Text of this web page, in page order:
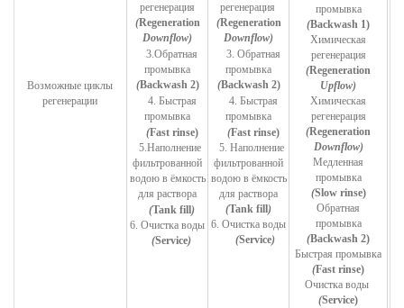
Возможные циклы
регенерации
регенерация
(Regeneration
Downflow)
3.Обратная
промывка
(Backwash 2)
4. Быстрая
промывка
(Fast rinse)
5.Наполнение
фильтрованной
водою в ёмкость
для раствора
(Tank fill)
6. Очистка воды
(Service)
регенерация
(Regeneration
Downflow)
3. Обратная
промывка
(Backwash 2)
4. Быстрая
промывка
(Fast rinse)
5. Наполнение
фильтрованной
водою в ёмкость
для раствора
(Tank fill)
6. Очистка воды
(Service)
промывка
(Backwash 1)
Химическая
регенерация
(Regeneration
Upflow)
Химическая
регенерация
(Regeneration
Downflow)
Медленная
промывка
(Slow rinse)
Обратная
промывка
(Backwash 2)
Быстрая промывка
(Fast rinse)
Очистка воды
(Service)